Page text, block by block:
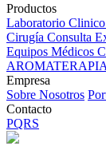
Productos
Laboratorio Clinico
Cirugía Consulta
Equipos Médicos
AROMATERAPIA
Empresa
Sobre Nosotros
Contacto
PQRS